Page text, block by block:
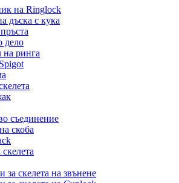
на Ringlock
дъска с кука
дело
на ринга
съединение
скоба
за скелета на звънене